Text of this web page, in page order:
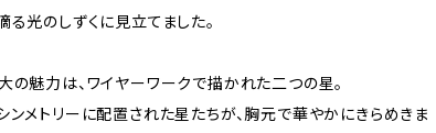
る光のしずくに見立てました。
の魅力は、ワイヤーワークで描かれた二つの星。
ンメトリーに配置された星たちが、胸元で華やかにきらめきま